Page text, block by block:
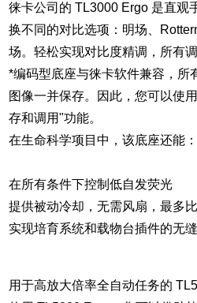
徕卡公司的 TL3000 Ergo 是直观
换不同的对比选项：明场、
场。轻松实现对比度精调，所有
*编码型底座与徕卡软件兼容，所
图像一并保存。因此，您可以使
存和调用"功能。
在生命科学项目中，该底座还能：
在所有条件下控制低自发荧光
提供被动冷却，无需风扇，最多
实现培育系统和载物台插件的无
用于高放大倍率全自动任务的